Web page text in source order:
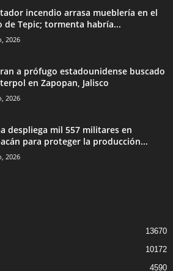
incendio arrasa mueblería en el
de Tepic; tormenta habría...
2026
a prófugo estadounidense buscado
en Zapopan, Jalisco
2026
despliega mil 557 militares en
para proteger la producción...
2026
13670
10172
4590